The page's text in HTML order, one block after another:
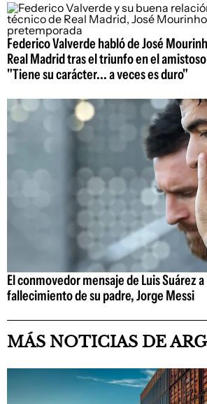
Federico Valverde habló de José
Real Madrid tras el triunfo en el
"Tiene su carácter... a veces es duro"
El conmovedor mensaje de Luis Suárez
fallecimiento de su padre, Jorge Messi
MÁS NOTICIAS DE